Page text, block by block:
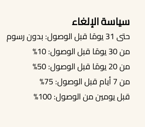
سياسة الإلغاء
حتى 31 يومًا قبل الوصول: بدون رسوم
من 30 يومًا قبل الوصول: 10%
من 20 يومًا قبل الوصول: 50%
من 7 أيام قبل الوصول: 75%
قبل يومين من الوصول: 100%